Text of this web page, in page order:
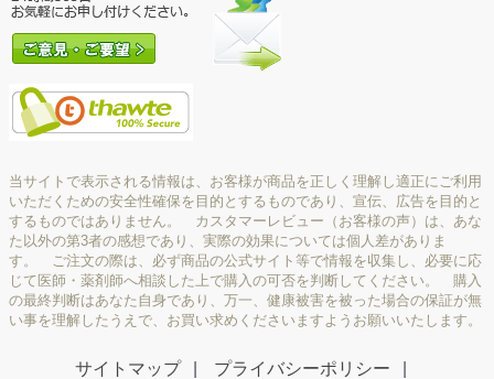
当サイトで表示される情報は、お客様が商品を正しく理解し適正にご利用
いただくための安全性確保を目的とするものであり、宣伝、広告を目的と
するものではありません。 カスタマーレビュー（お客様の声）は、あな
た以外の第3者の感想であり、実際の効果については個人差がありま
す。 ご注文の際は、必ず商品の公式サイト等で情報を収集し、必要に応
じて医師・薬剤師へ相談した上で購入の可否を判断してください。 購入
の最終判断はあなた自身であり、万一、健康被害を被った場合の保証が無
い事を理解したうえで、お買い求めくださいますようお願いいたします。
サイトマップ プライバシーポリシー